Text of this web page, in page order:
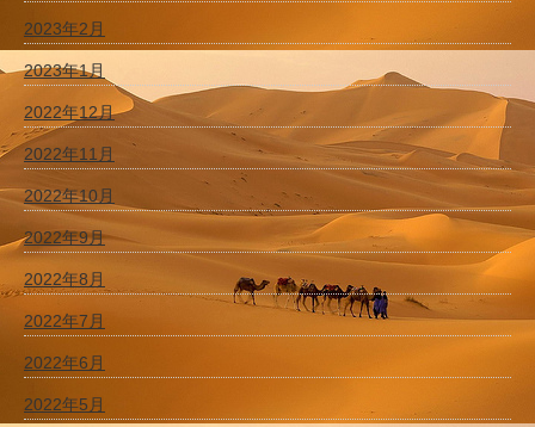
2023年2月
2023年1月
2022年12月
2022年11月
2022年10月
2022年9月
2022年8月
2022年7月
2022年6月
2022年5月